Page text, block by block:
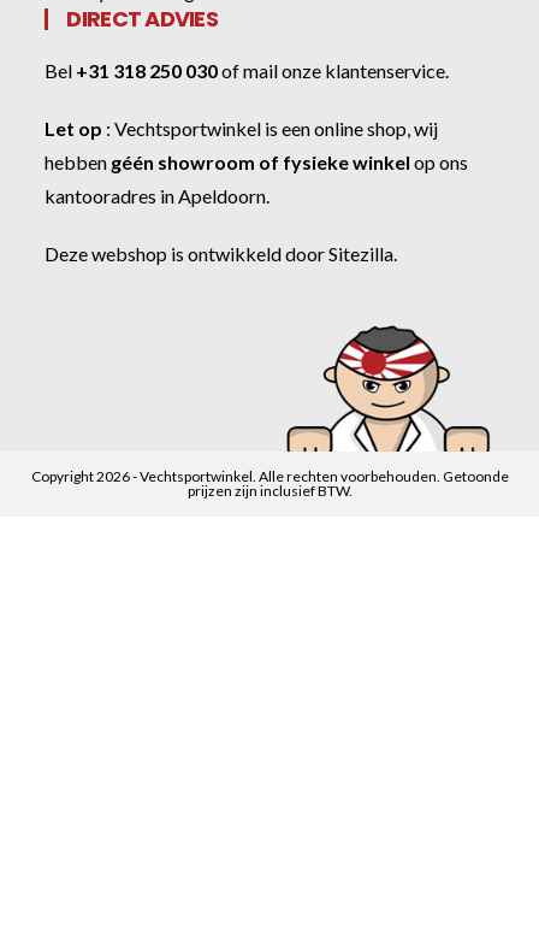
DIRECT ADVIES
Bel +31 318 250 030ofmail onze klantenservice.
Let op :Vechtsportwinkel is een online shop, wij
hebben géén showroom of fysieke winkel op ons
kantooradres in Apeldoorn.
Deze webshop is ontwikkeld doorSitezilla.
Copyright 2026 - Vechtsportwinkel. Alle rechten voorbehouden. Getoonde
prijzen zijn inclusief BTW.